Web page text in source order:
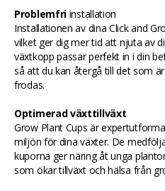
Problemfri installation
Installationen av dina Click and
vilket ger dig mer tid att njuta av
växtkopp passar perfekt in i din
så att du kan återgå till det som
frodas.
Optimerad växttillväxt
Grow Plant Cups är
miljön för dina växter. De
kuporna ger näring åt unga
som ökar tillväxt och hälsa från